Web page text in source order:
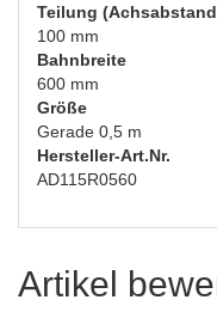
Teilung
100 mm
Bahnbreite
600 mm
Größe
Gerade 0,5 m
Hersteller-Art.Nr.
AD115R0560
Artikel